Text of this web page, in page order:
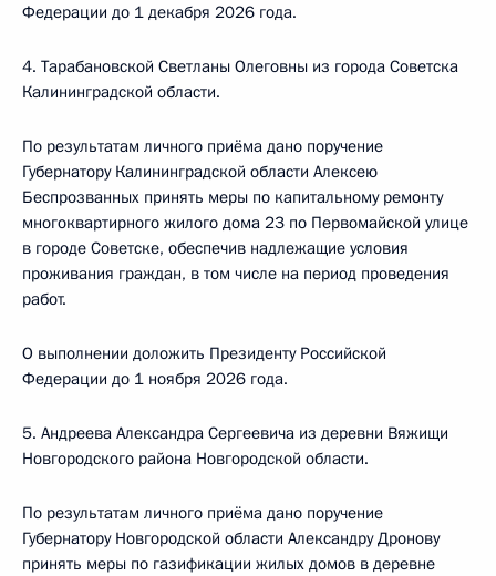
Федерации до 1 декабря 2026 года.
4. Тарабановской Светланы Олеговны из города Советска
Калининградской области.
По результатам личного приёма дано поручение
Губернатору Калининградской области Алексею
Беспрозванных принять меры по капитальному ремонту
многоквартирного жилого дома 23 по Первомайской улице
в городе Советске, обеспечив надлежащие условия
проживания граждан, в том числе на период проведения
работ.
О выполнении доложить Президенту Российской
Федерации до 1 ноября 2026 года.
5. Андреева Александра Сергеевича из деревни Вяжищи
Новгородского района Новгородской области.
По результатам личного приёма дано поручение
Губернатору Новгородской области Александру Дронову
принять меры по газификации жилых домов в деревне